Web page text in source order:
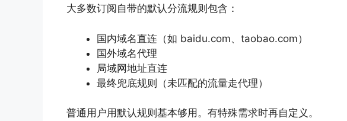
大多数订阅自带的默认分流规则包含：
国内域名直连（如 baidu.com、taobao.com）
国外域名代理
局域网地址直连
最终兜底规则（未匹配的流量走代理）
普通用户用默认规则基本够用。有特殊需求时再自定义。